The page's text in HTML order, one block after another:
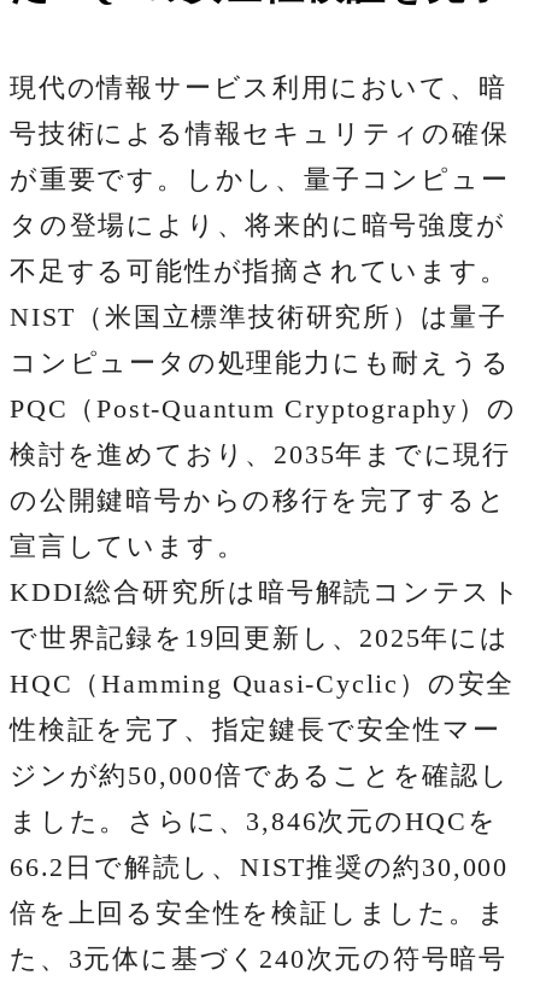
現代の情報サービス利用において、暗
号技術による情報セキュリティの確保
が重要です。しかし、量子コンピュー
タの登場により、将来的に暗号強度が
不足する可能性が指摘されています。
NIST（米国立標準技術研究所）は量子
コンピュータの処理能力にも耐えうる
PQC（Post-Quantum Cryptography）の
検討を進めており、2035年までに現行
の公開鍵暗号からの移行を完了すると
宣言しています。
KDDI総合研究所は暗号解読コンテスト
で世界記録を19回更新し、2025年には
HQC（Hamming Quasi-Cyclic）の安全
性検証を完了、指定鍵長で安全性マー
ジンが約50,000倍であることを確認し
ました。さらに、3,846次元のHQCを
66.2日で解読し、NIST推奨の約30,000
倍を上回る安全性を検証しました。ま
た、3元体に基づく240次元の符号暗号